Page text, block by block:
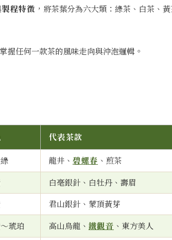
製程特徵 ，將茶葉分為六大類：綠茶、白茶、
握任何一款茶的風味走向與沖泡邏輯。
代表茶款
龍井、 碧螺春 、煎茶
白毫銀針、白牡丹、壽眉
君山銀針、蒙頂黃芽
琥珀 高山烏龍、 鐵觀音 、東方美人